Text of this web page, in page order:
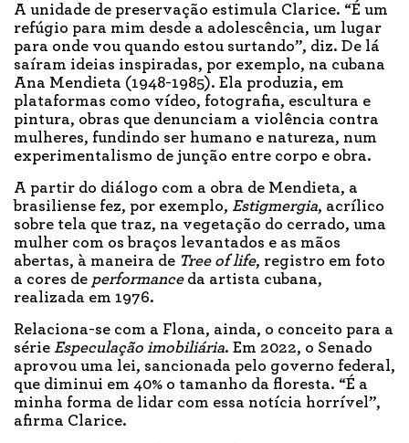
A unidade de preservação estimula Clarice. “É um
refúgio para mim desde a adolescência, um lugar
para onde vou quando estou surtando”, diz. De lá
saíram ideias inspiradas, por exemplo, na cubana
Ana Mendieta (1948-1985). Ela produzia, em
plataformas como vídeo, fotografia, escultura e
pintura, obras que denunciam a violência contra
mulheres, fundindo ser humano e natureza, num
experimentalismo de junção entre corpo e obra.
A partir do diálogo com a obra de Mendieta, a
brasiliense fez, por exemplo, Estigmergia, acrílico
sobre tela que traz, na vegetação do cerrado, uma
mulher com os braços levantados e as mãos
abertas, à maneira de Tree of life, registro em foto
a cores de performanceda artista cubana,
realizada em 1976.
Relaciona-se com a Flona, ainda, o conceito para a
série Especulação imobiliária. Em 2022, o Senado
aprovou uma lei, sancionada pelo governo federal,
que diminui em 40% o tamanho da floresta. “É a
minha forma de lidar com essa notícia horrível”,
afirma Clarice.